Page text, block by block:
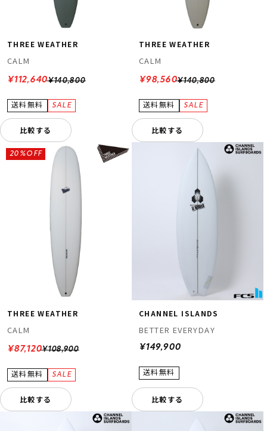
THREE WEATHER
CALM
¥140,800
¥112,640
比較する
THREE WEATHER
CALM
¥140,800
¥98,560
比較する
THREE WEATHER
CALM
¥108,900
20%OFF
¥87,120
比較する
CHANNEL ISLANDS
BETTER EVERYDAY
¥149,900
比較する